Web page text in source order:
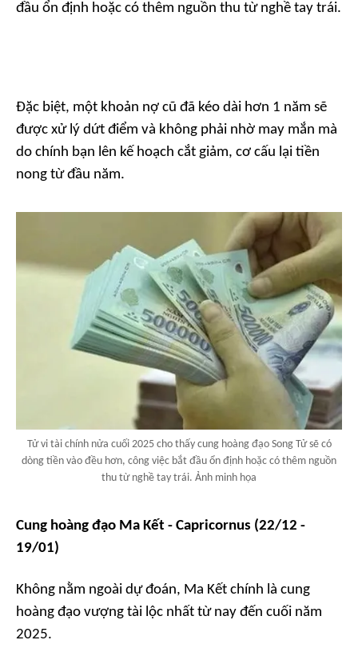
đầu ổn định hoặc có thêm nguồn thu từ nghề tay trái.
Đặc biệt, một khoản nợ cũ đã kéo dài hơn 1 năm sẽ
được xử lý dứt điểm và không phải nhờ may mắn mà
do chính bạn lên kế hoạch cắt giảm, cơ cấu lại tiền
nong từ đầu năm.
Tử vi tài chính nửa cuối 2025 cho thấy cung hoàng đạo Song Tử sẽ có
dòng tiền vào đều hơn, công việc bắt đầu ổn định hoặc có thêm nguồn
thu từ nghề tay trái. Ảnh minh họa
Cung hoàng đạo Ma Kết - Capricornus (22/12 -
19/01)
Không nằm ngoài dự đoán, Ma Kết chính là cung
hoàng đạo vượng tài lộc nhất từ nay đến cuối năm
2025.